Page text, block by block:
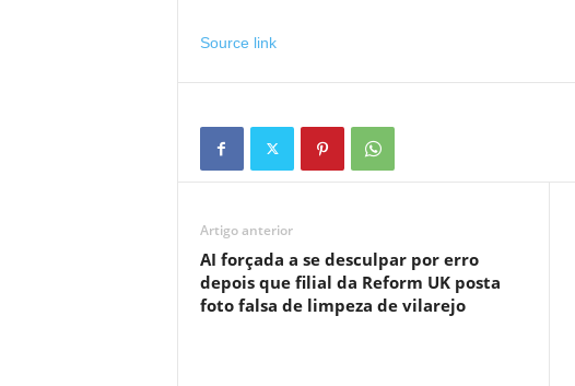
Source link
Artigo anterior
AI forçada a se desculpar por erro
depois que filial da Reform UK posta
foto falsa de limpeza de vilarejo